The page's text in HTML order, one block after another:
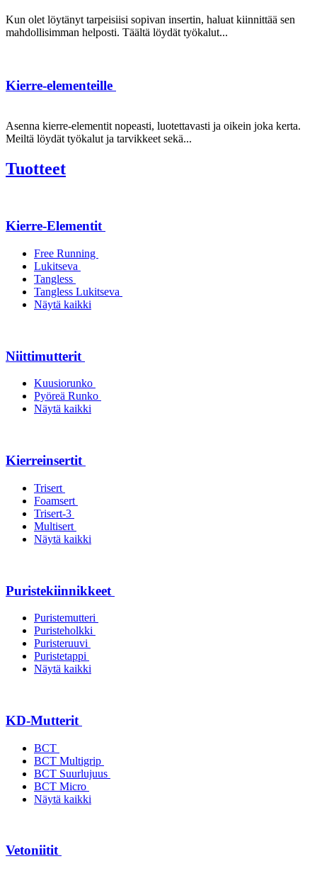
Kun olet löytänyt tarpeisiisi sopivan insertin, haluat kiinnittää sen
mahdollisimman helposti. Täältä löydät työkalut...
Kierre-elementeille
Asenna kierre-elementit nopeasti, luotettavasti ja oikein joka kerta.
Meiltä löydät työkalut ja tarvikkeet sekä...
Tuotteet
Kierre-Elementit
Free Running
Lukitseva
Tangless
Tangless Lukitseva
Näytä kaikki
Niittimutterit
Kuusiorunko
Pyöreä Runko
Näytä kaikki
Kierreinsertit
Trisert
Foamsert
Trisert-3
Multisert
Näytä kaikki
Puristekiinnikkeet
Puristemutteri
Puristeholkki
Puristeruuvi
Puristetappi
Näytä kaikki
KD-Mutterit
BCT
BCT Multigrip
BCT Suurlujuus
BCT Micro
Näytä kaikki
Vetoniitit